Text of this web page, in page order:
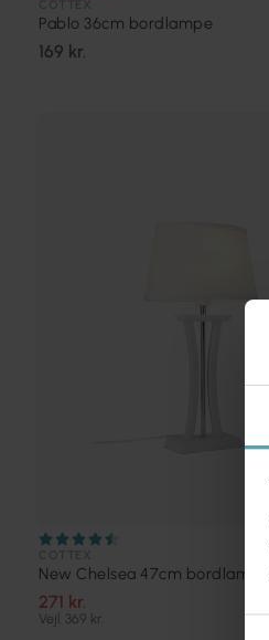
Pablo 36cm bordlampe
169 kr.
New Chelsea 47cm bordlampe
271 kr.
Vejl. 369 kr.